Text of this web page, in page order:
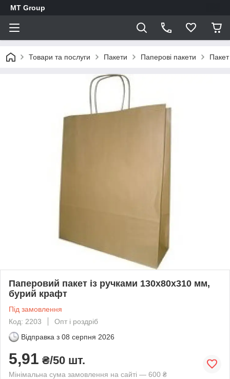
MT Group
Товари та послуги Пакети Паперові пакети
Паперовий пакет із ручками 130х80х310 мм,
бурий крафт
Під замовлення
Код: 2203
Опт і роздріб
Відправка з 08 серпня 2026
5,91 ₴/50 шт.
Мінімальна сума замовлення на сайті — 600 ₴